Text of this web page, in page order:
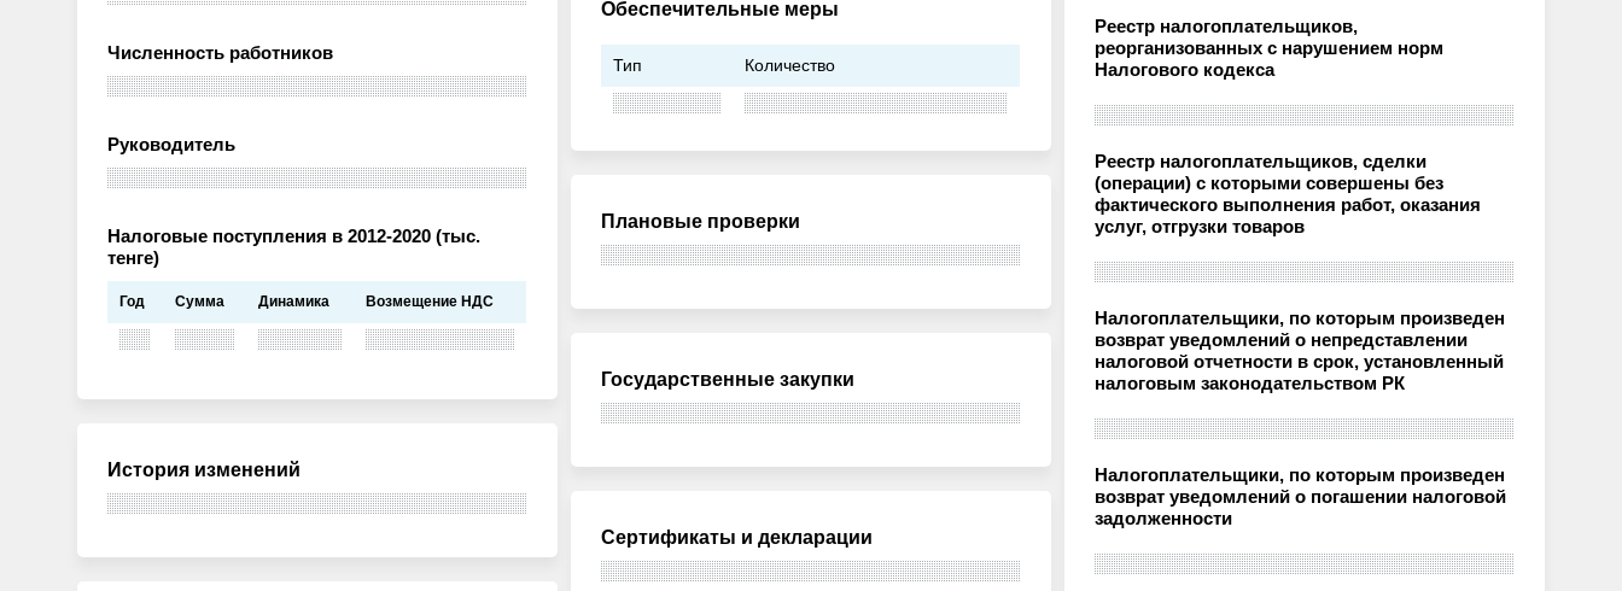
Численность работников
Руководитель
Налоговые поступления в 2012-2020 (тыс.
тенге)
Год Сумма Динамика Возмещение НДС
История изменений
Обеспечительные меры
Тип Количество
Плановые проверки
Государственные закупки
Сертификаты и декларации
Реестр налогоплательщиков,
реорганизованных с нарушением норм
Налогового кодекса
Реестр налогоплательщиков, сделки
(операции) с которыми совершены без
фактического выполнения работ, оказания
услуг, отгрузки товаров
Налогоплательщики, по которым произведен
возврат уведомлений о непредставлении
налоговой отчетности в срок, установленный
налоговым законодательством РК
Налогоплательщики, по которым произведен
возврат уведомлений о погашении налоговой
задолженности